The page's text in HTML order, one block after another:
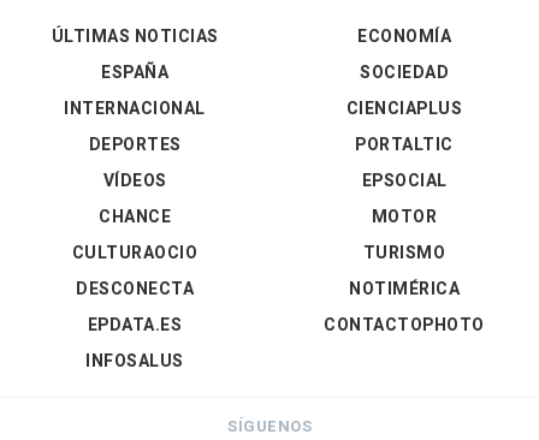
ÚLTIMAS NOTICIAS
ESPAÑA
INTERNACIONAL
DEPORTES
VÍDEOS
ECONOMÍA
SOCIEDAD
CIENCIAPLUS
PORTALTIC
EPSOCIAL
CHANCE
CULTURAOCIO
DESCONECTA
EPDATA.ES
INFOSALUS
MOTOR
TURISMO
NOTIMÉRICA
CONTACTOPHOTO
SÍGUENOS